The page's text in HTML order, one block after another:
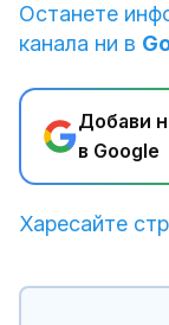
Останете
канала ни в
Добави
в Google
Харесайте